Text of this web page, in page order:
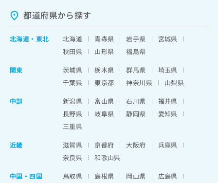
都道府県から探す
北海道 ・ 東北 北海道 青森県 岩手県
宮城県
秋田県
山形県
福島県
関東
茨城県 栃木県 群馬県
埼玉県
千葉県
東京都 神奈川県
山梨県
中部
新潟県 富山県 石川県
福井県
長野県
岐阜県 静岡県
愛知県
三重県
近畿
滋賀県 京都府 大阪府
兵庫県
奈良県
和歌山県
中国・四国
鳥取県 島根県 岡山県
広島県